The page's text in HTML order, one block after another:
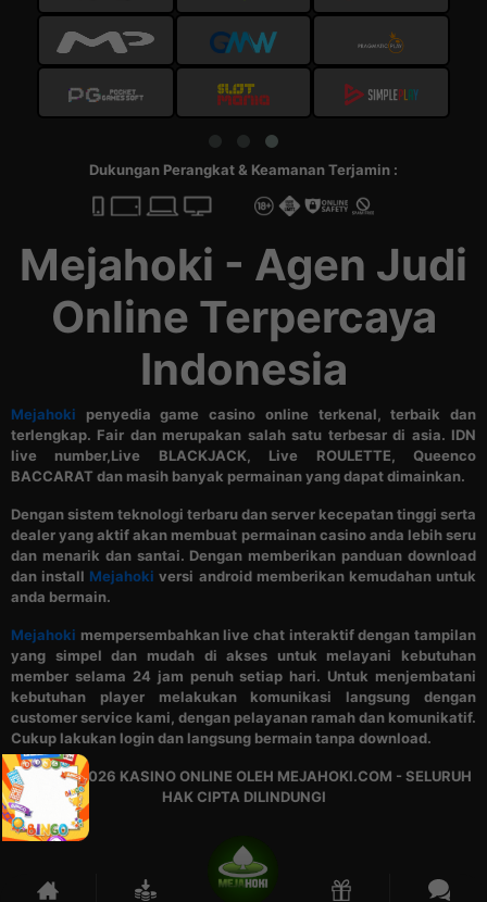
Dukungan Perangkat & Keamanan Terjamin :
Mejahoki - Agen Judi
Online Terpercaya
Indonesia
Mejahoki penyedia game casino online terkenal, terbaik dan
terlengkap. Fair dan merupakan salah satu terbesar di asia. IDN
live number,Live BLACKJACK, Live ROULETTE, Queenco
BACCARAT dan masih banyak permainan yang dapat dimainkan.
Dengan sistem teknologi terbaru dan server kecepatan tinggi serta
dealer yang aktif akan membuat permainan casino anda lebih seru
dan menarik dan santai. Dengan memberikan panduan download
dan install Mejahoki versi android memberikan kemudahan untuk
anda bermain.
Mejahoki mempersembahkan live chat interaktif dengan tampilan
yang simpel dan mudah di akses untuk melayani kebutuhan
member selama 24 jam penuh setiap hari. Untuk menjembatani
kebutuhan player melakukan komunikasi langsung dengan
customer service kami, dengan pelayanan ramah dan komunikatif.
Cukup lakukan login dan langsung bermain tanpa download.
© 2015 - 2026 KASINO ONLINE OLEH MEJAHOKI.COM - SELURUH
HAK CIPTA DILINDUNGI